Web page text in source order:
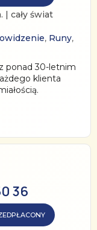
| cały świat
, Runy,
ponad 30-letnim
klienta
36